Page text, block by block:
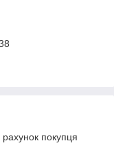
покупця